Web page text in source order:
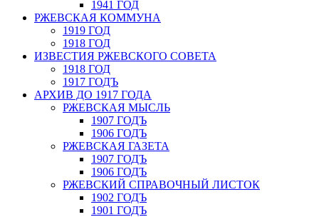
1941 ГОД
РЖЕВСКАЯ КОММУНА
1919 ГОД
1918 ГОД
ИЗВЕСТИЯ РЖЕВСКОГО СОВЕТА
1918 ГОД
1917 ГОДЪ
АРХИВ ДО 1917 ГОДА
РЖЕВСКАЯ МЫСЛЬ
1907 ГОДЪ
1906 ГОДЪ
РЖЕВСКАЯ ГАЗЕТА
1907 ГОДЪ
1906 ГОДЪ
РЖЕВСКИЙ СПРАВОЧНЫЙ ЛИСТОК
1902 ГОДЪ
1901 ГОДЪ